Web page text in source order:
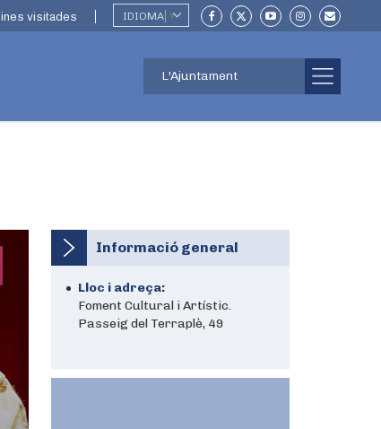
visitades IDIOMA ▼
L'Ajuntament
Informació general
Lloc i adreça:
Foment Cultural i Artístic.
Passeig del Terraplè, 49